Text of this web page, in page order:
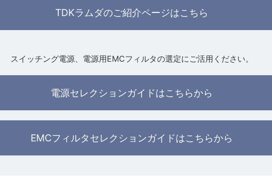
TDKラムダのご紹介ページはこちら
スイッチング電源、電源用EMCフィルタの選定にご活用ください。
電源セレクションガイドはこちらから
EMCフィルタセレクションガイドはこちらから